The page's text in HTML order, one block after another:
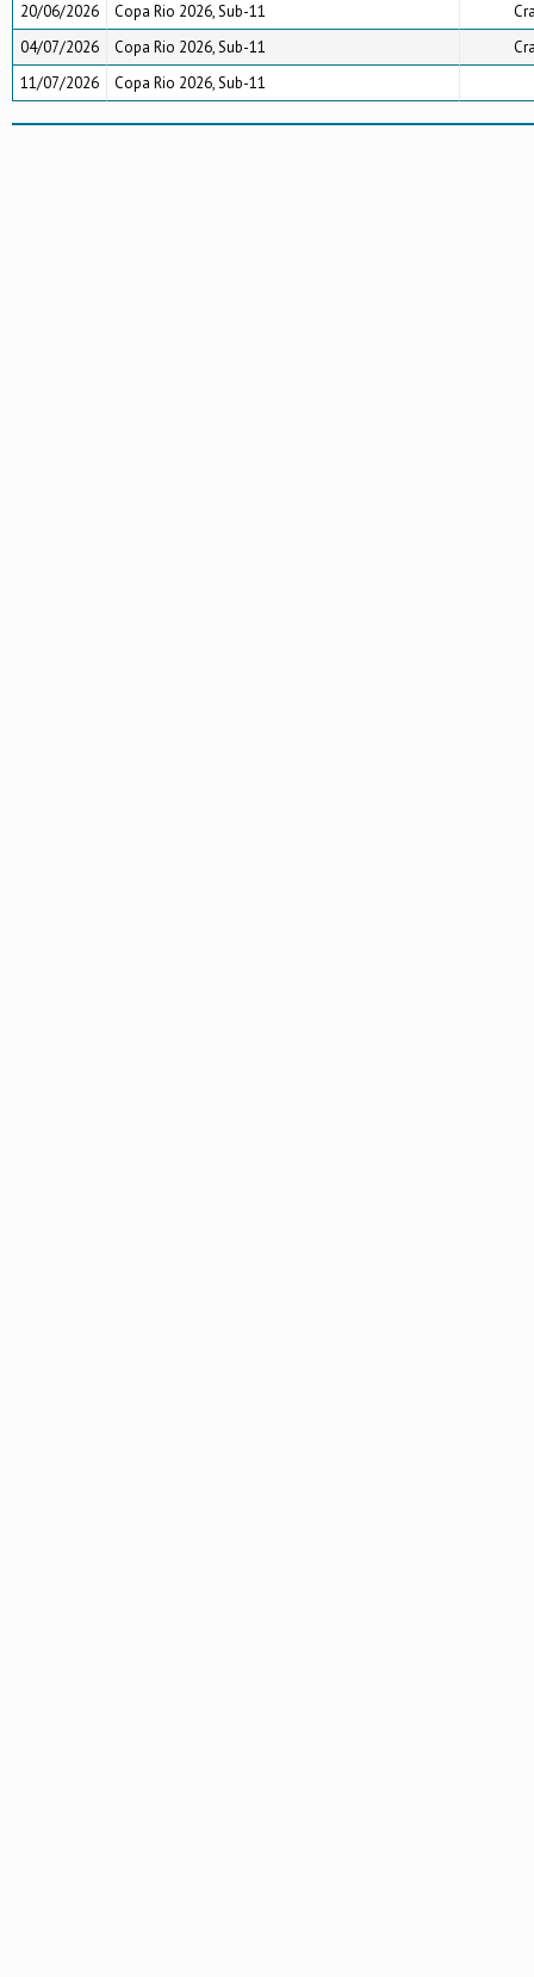
20/06/2026
Copa Rio 2026, Sub-11
04/07/2026
Copa Rio 2026, Sub-11
11/07/2026
Copa Rio 2026, Sub-11